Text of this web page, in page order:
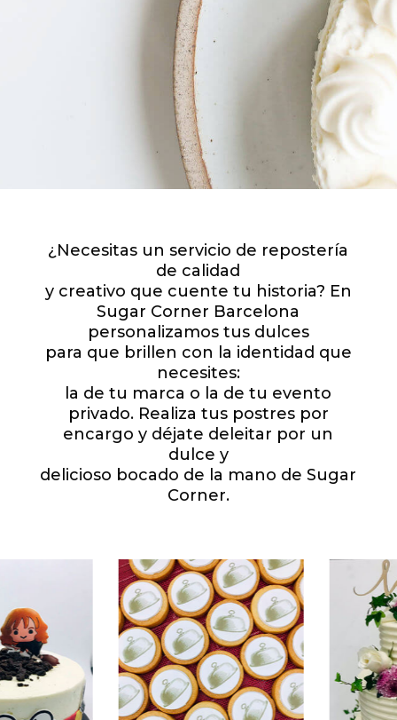
¿Necesitas un servicio de repostería
de calidad
y creativo que cuente tu historia? En
Sugar Corner Barcelona
personalizamos tus dulces
para que brillen con la identidad que
necesites:
la de tu marca o la de tu evento
privado. Realiza tus postres por
encargo y déjate deleitar por un
dulce y
delicioso bocado de la mano de Sugar
Corner.